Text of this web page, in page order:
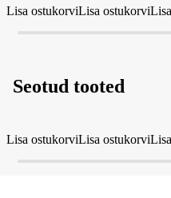
Lisa ostukorviLisa ostukorvi
Seotud tooted
Lisa ostukorviLisa ostukorvi